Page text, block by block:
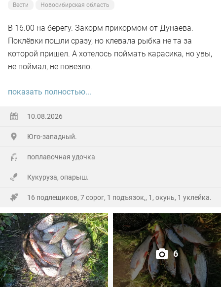
Вести Новосибирская область
В 16.00 на берегу. Закорм прикормом от Дунаева.
Поклёвки пошли сразу, но клевала рыбка не та за
которой пришел. А хотелось поймать карасика, но увы,
не поймал, не повезло.
Клев был вяло-текущий , но до 20.00 своих 3кг я
окунь не пострадал. Вроде все , всем НХНЧ.
На другой точки, знакомый все-же 3 карасиков
выудил(последнее фото).
показать полностью...
10.08.2026
Юго-западный.
поплавочная удочка
Кукуруза, опарыш.
16 подлещиков, 7 сорог, 1 подъязок,, 1, окунь, 1 уклейка.
6